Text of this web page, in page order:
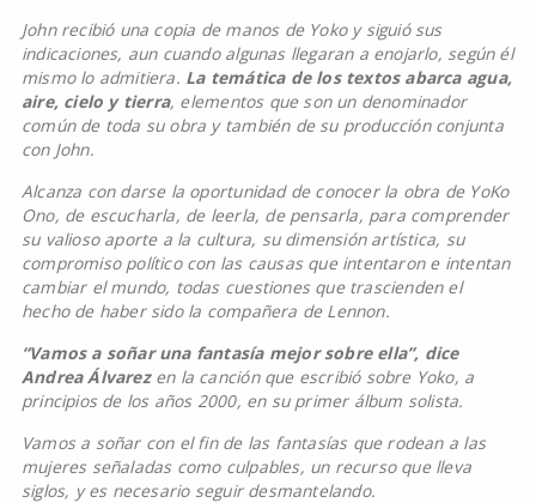
John recibió una copia de manos de Yoko y siguió sus
indicaciones, aun cuando algunas llegaran a enojarlo, según él
mismo lo admitiera. La temática de los textos abarca agua,
aire, cielo y tierra, elementos que son un denominador
común de toda su obra y también de su producción conjunta
con John.
Alcanza con darse la oportunidad de conocer la obra de YoKo
Ono, de escucharla, de leerla, de pensarla, para comprender
su valioso aporte a la cultura, su dimensión artística, su
compromiso político con las causas que intentaron e intentan
cambiar el mundo, todas cuestiones que trascienden el
hecho de haber sido la compañera de Lennon.
“Vamos a soñar una fantasía mejor sobre ella”, dice
Andrea Álvarezen la canción que escribió sobre Yoko, a
principios de los años 2000, en su primer álbum solista.
Vamos a soñar con el fin de las fantasías que rodean a las
mujeres señaladas como culpables, un recurso que lleva
siglos, y es necesario seguir desmantelando.